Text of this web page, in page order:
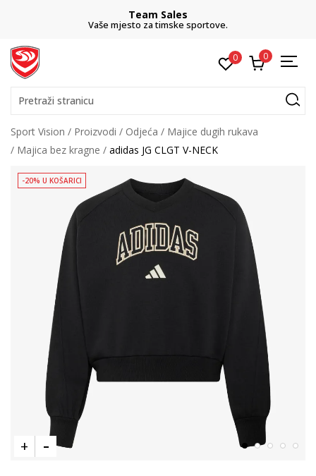
Team Sales
Vaše mjesto za timske sportove.
0 0
Pretraži stranicu
Sport Vision Proizvodi Odjeća
Majice dugih rukava
Majica bez kragne
adidas JG CLGT V-NECK
-20% U KOŠARICI